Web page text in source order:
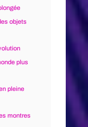
objets
plus
pleine
montres